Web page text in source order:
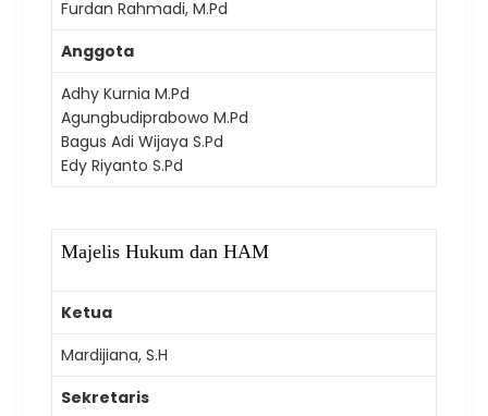
Furdan Rahmadi, M.Pd
Anggota
Adhy Kurnia M.Pd
Agungbudiprabowo M.Pd
Bagus Adi Wijaya S.Pd
Edy Riyanto S.Pd
Majelis Hukum dan HAM
Ketua
Mardijiana, S.H
Sekretaris